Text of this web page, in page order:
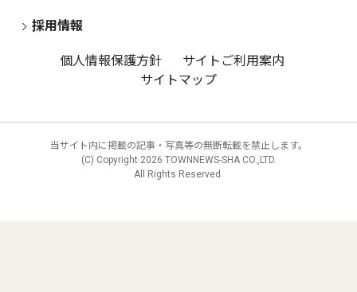
採用情報
個人情報保護方針
サイトご利用案内
サイトマップ
当サイト内に掲載の記事・写真等の無断転載を禁止します。
(C) Copyright 2026 TOWNNEWS-SHA CO.,LTD.
All Rights Reserved.